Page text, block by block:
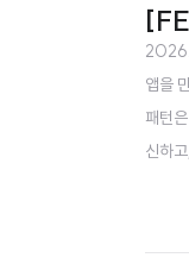
앱을
패턴
신하